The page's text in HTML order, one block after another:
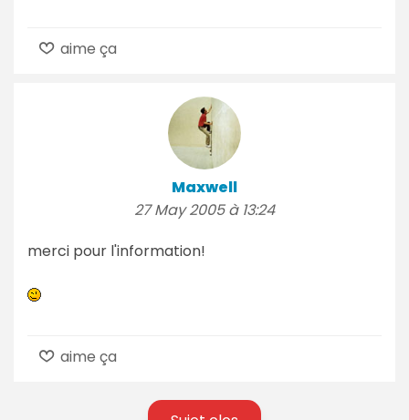
aime ça
Maxwell
27 May 2005 à 13:24
merci pour l'information!
aime ça